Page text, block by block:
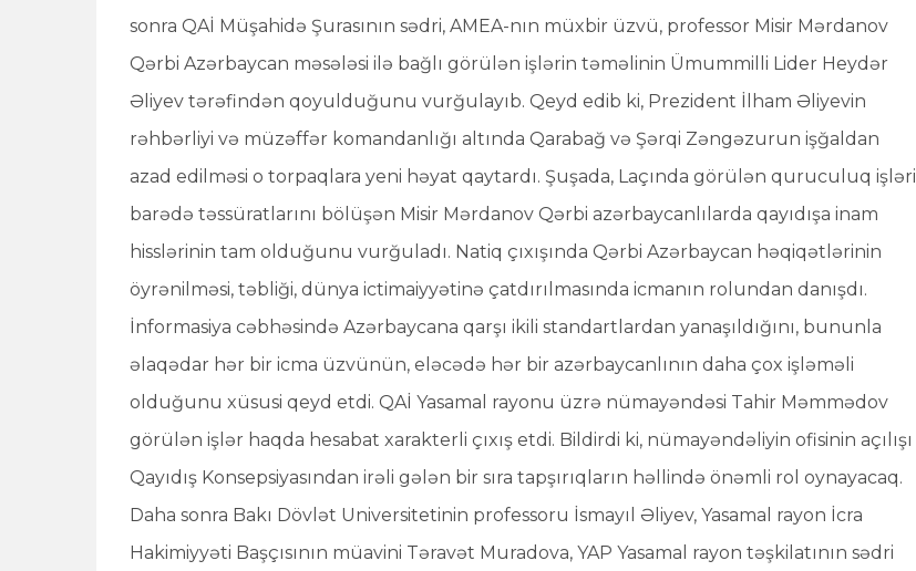
sonra QAİ Müşahidə Şurasının sədri, AMEA-nın müxbir üzvü, professor Misir Mərdanov
Qərbi Azərbaycan məsələsi ilə bağlı görülən işlərin təməlinin Ümummilli Lider Heydər
Əliyev tərəfindən qoyulduğunu vurğulayıb. Qeyd edib ki, Prezident İlham Əliyevin
rəhbərliyi və müzəffər komandanlığı altında Qarabağ və Şərqi Zəngəzurun işğaldan
azad edilməsi o torpaqlara yeni həyat qaytardı. Şuşada, Laçında görülən quruculuq işləri
barədə təssüratlarını bölüşən Misir Mərdanov Qərbi azərbaycanlılarda qayıdışa inam
hisslərinin tam olduğunu vurğuladı. Natiq çıxışında Qərbi Azərbaycan həqiqətlərinin
öyrənilməsi, təbliği, dünya ictimaiyyətinə çatdırılmasında icmanın rolundan danışdı.
İnformasiya cəbhəsində Azərbaycana qarşı ikili standartlardan yanaşıldığını, bununla
əlaqədar hər bir icma üzvünün, eləcədə hər bir azərbaycanlının daha çox işləməli
olduğunu xüsusi qeyd etdi. QAİ Yasamal rayonu üzrə nümayəndəsi Tahir Məmmədov
görülən işlər haqda hesabat xarakterli çıxış etdi. Bildirdi ki, nümayəndəliyin ofisinin açılışı
Qayıdış Konsepsiyasından irəli gələn bir sıra tapşırıqların həllində önəmli rol oynayacaq.
Daha sonra Bakı Dövlət Universitetinin professoru İsmayıl Əliyev, Yasamal rayon İcra
Hakimiyyəti Başçısının müavini Təravət Muradova, YAP Yasamal rayon təşkilatının sədri